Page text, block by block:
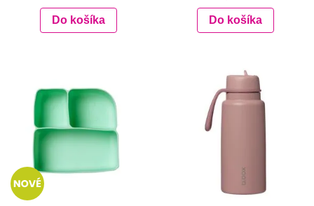
Do košíka Do košíka